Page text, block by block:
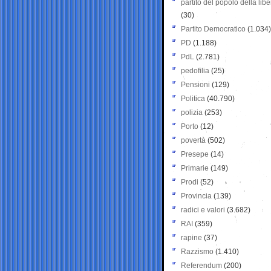
partito del popolo della
(30)
Partito Democratico (1.034)
PD (1.188)
PdL (2.781)
pedofilia (25)
Pensioni (129)
Politica (40.790)
polizia (253)
Porto (12)
povertà (502)
Presepe (14)
Primarie (149)
Prodi (52)
Provincia (139)
radici e valori (3.682)
RAI (359)
rapine (37)
Razzismo (1.410)
Referendum (200)